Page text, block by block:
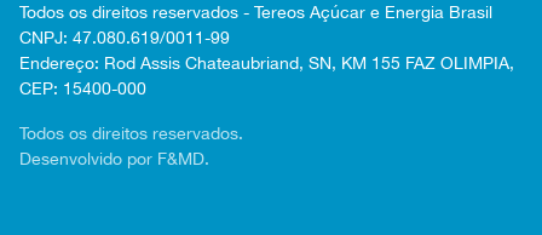
Todos os direitos reservados - Tereos Açúcar e Energia Brasil
CNPJ: 47.080.619/0011-99
Endereço: Rod Assis Chateaubriand, SN, KM 155 FAZ OLIMPIA,
CEP: 15400-000
Todos os direitos reservados.
Desenvolvido por F&MD.